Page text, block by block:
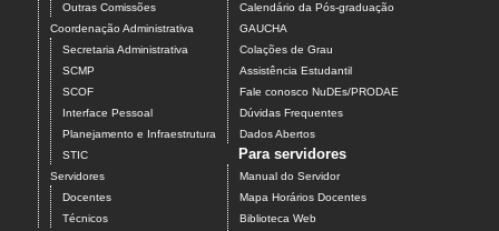
Outras Comissões
Coordenação Administrativa
Secretaria Administrativa
SCMP
SCOF
Interface Pessoal
Planejamento e Infraestrutura
STIC
Servidores
Docentes
Técnicos
Calendário da Pós-graduação
GAUCHA
Colações de Grau
Assistência Estudantil
Fale conosco NuDEs/PRODAE
Dúvidas Frequentes
Dados Abertos
Para servidores
Manual do Servidor
Mapa Horários Docentes
Biblioteca Web